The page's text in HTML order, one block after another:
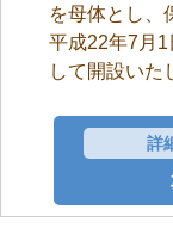
を母体とし、
平成22年7月1
して開設いた
詳